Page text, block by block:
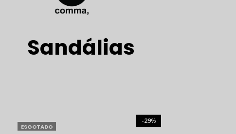
Sandálias
ESGOTADO
%
29